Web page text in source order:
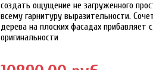
создать ощущение не загруженного
всему гарнитуру выразительности.
дерева на плоских фасадах прибавляет
оригинальности